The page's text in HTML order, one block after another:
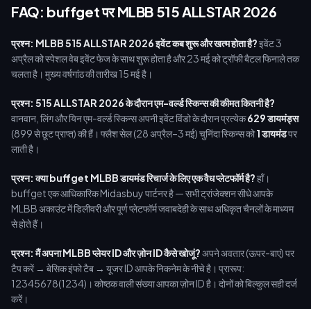
FAQ: buffget पर MLBB 515 ALLSTAR 2026
प्रश्न: MLBB 515 ALLSTAR 2026 इवेंट कब शुरू और खत्म होता है?इवेंट 3
अप्रैल को स्पेशल वेब इवेंट फेज के साथ शुरू होता है और 23 मई को ट्रॉफी बैटल फिनाले तक
चलता है। मुख्य वर्षगांठ की तारीख 15 मई है।
प्रश्न: 515 ALLSTAR 2026 के दौरान एम-वर्ल्ड स्किन्स की कीमत कितनी है?
वानवान, लिंग और यिन एम-वर्ल्ड स्किन्स अपनी इवेंट विंडो के दौरान प्रत्येक629 डायमंड्स
(899 से छूट प्राप्त) की हैं। फ्लैश सेल (28 अप्रैल–3 मई) चुनिंदा स्किन्स को1 डायमंडपर
लाती है।
प्रश्न: क्या buffget MLBB डायमंड रिचार्ज के लिए एक वैध प्लेटफॉर्म है?हाँ।
buffget एक आधिकारिक Midasbuy पार्टनर है — सभी ट्रांजेक्शन सीधे आपके
MLBB अकाउंट में डिलीवरी और पूर्ण प्लेटफॉर्म जवाबदेही के साथ अधिकृत चैनलों के माध्यम
से होते हैं।
प्रश्न: मैं अपना MLBB प्लेयर ID और ज़ोन ID कैसे खोजूं?अपने अवतार (ऊपर-बाएं) पर
टैप करें → बेसिक इंफो टैब → यूजर ID आपके निकनेम के नीचे है। प्रारूप:
12345678(1234)। कोष्ठक वाली संख्या आपका ज़ोन ID है। दोनों को बिल्कुल सही दर्ज
करें।